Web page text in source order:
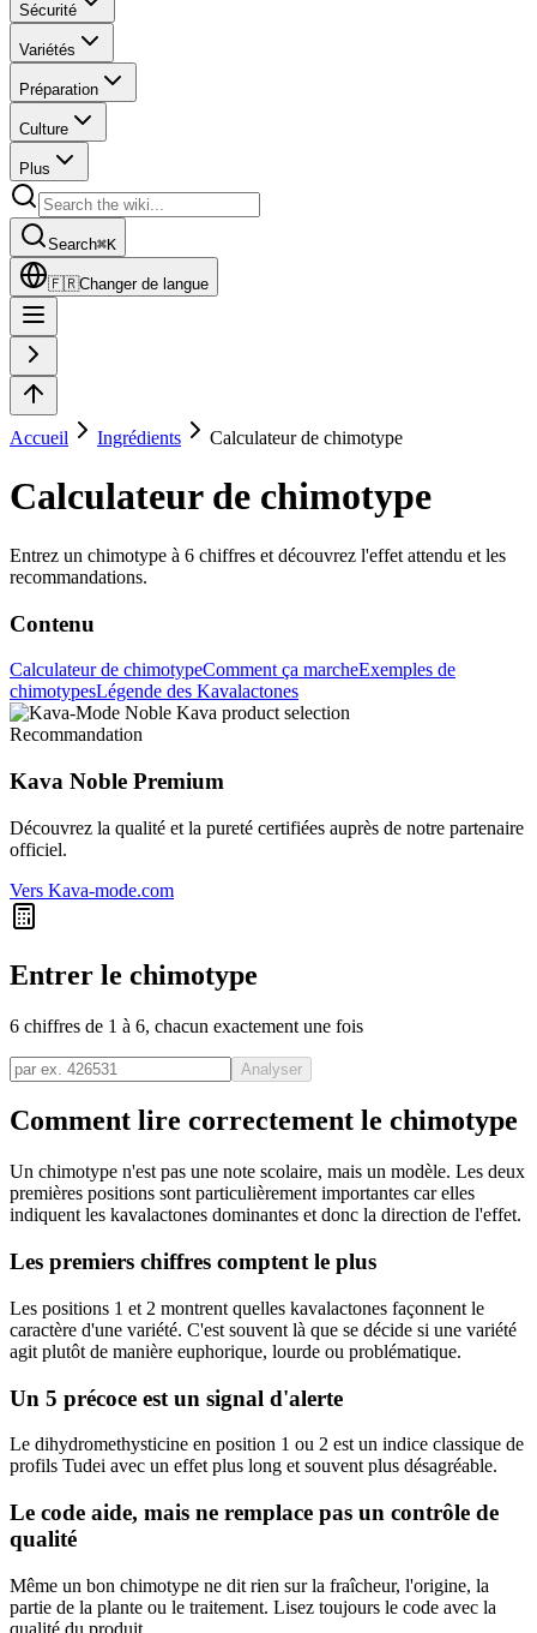
Sécurité
Variétés
Préparation
Culture
Plus
Search⌘K
🇫🇷Changer de langue
Accueil Ingrédients Calculateur de chimotype
Calculateur de chimotype
Entrez un chimotype à 6 chiffres et découvrez l'effet attendu et les
recommandations.
Contenu
Calculateur de chimotypeComment ça marcheExemples de
chimotypesLégende des Kavalactones
Recommandation
Kava Noble Premium
Découvrez la qualité et la pureté certifiées auprès de notre partenaire
officiel.
Vers Kava-mode.com
Entrer le chimotype
6 chiffres de 1 à 6, chacun exactement une fois
Analyser
Comment lire correctement le chimotype
Un chimotype n'est pas une note scolaire, mais un modèle. Les deux
premières positions sont particulièrement importantes car elles
indiquent les kavalactones dominantes et donc la direction de l'effet.
Les premiers chiffres comptent le plus
Les positions 1 et 2 montrent quelles kavalactones façonnent le
caractère d'une variété. C'est souvent là que se décide si une variété
agit plutôt de manière euphorique, lourde ou problématique.
Un 5 précoce est un signal d'alerte
Le dihydromethysticine en position 1 ou 2 est un indice classique de
profils Tudei avec un effet plus long et souvent plus désagréable.
Le code aide, mais ne remplace pas un contrôle de
qualité
Même un bon chimotype ne dit rien sur la fraîcheur, l'origine, la
partie de la plante ou le traitement. Lisez toujours le code avec la
qualité du produit.